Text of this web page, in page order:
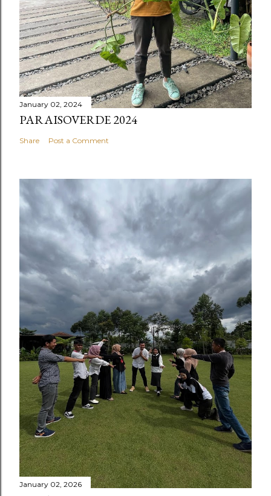
January 02, 2024
PARAISOVERDE 2024
Share Post a Comment
January 02, 2026